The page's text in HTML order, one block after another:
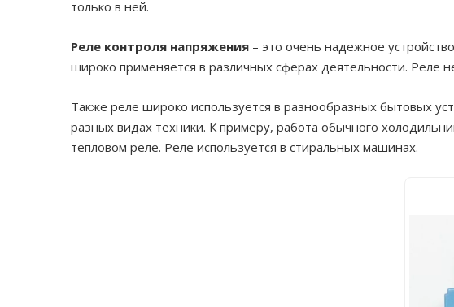
только в ней.
Реле контроля напряжения – это очень надежное
широко применяется в различных сферах деятельности. Реле
Также реле широко используется в разнообразных бытовых
разных видах техники. К примеру, работа обычного
тепловом реле. Реле используется в стиральных машинах.